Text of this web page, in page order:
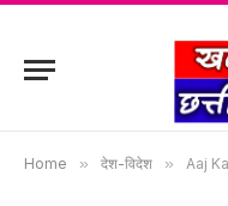
Home » देश-विदेश » Aaj Ka